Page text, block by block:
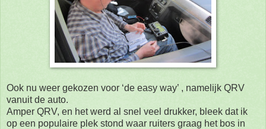
Ook nu weer gekozen voor ‘de easy way’ , namelijk QRV
vanuit de auto.
Amper QRV, en het werd al snel veel drukker, bleek dat ik
op een populaire plek stond waar ruiters graag het bos in